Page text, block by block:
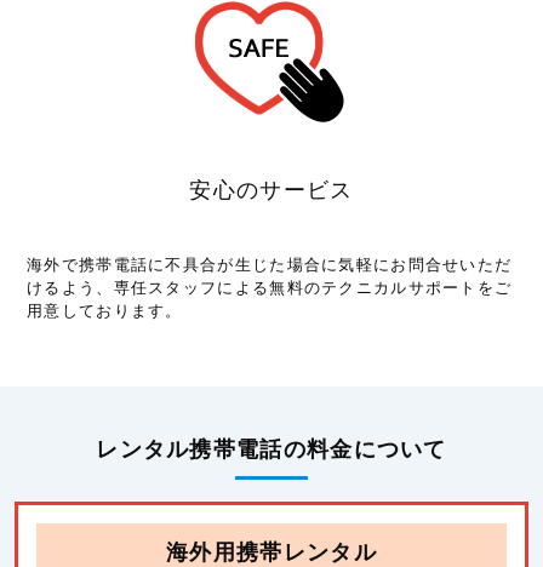
安心のサービス
海外で携帯電話に不具合が生じた場合に気軽にお問合せいただ
けるよう、専任スタッフによる無料のテクニカルサポートをご
用意しております。
レンタル携帯電話の料金について
海外用携帯レンタル